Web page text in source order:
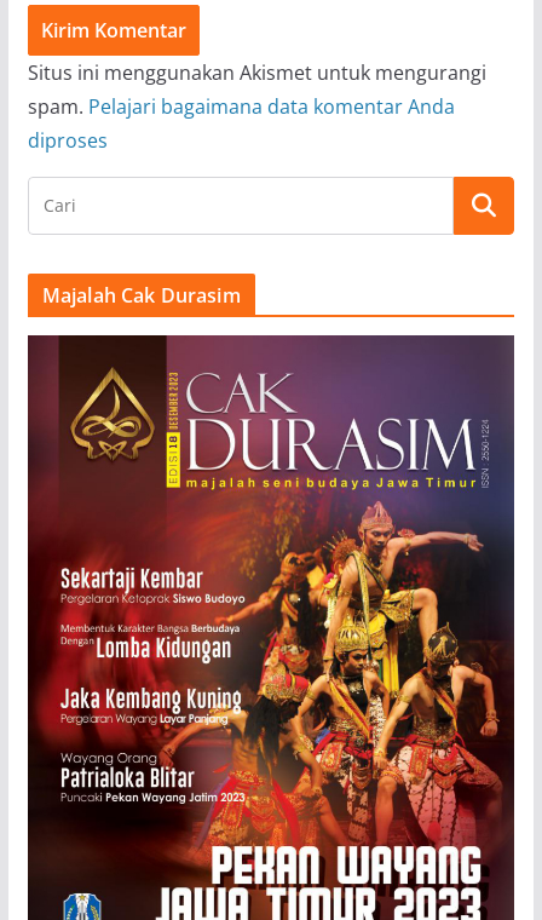
Situs ini menggunakan Akismet untuk mengurangi
spam. Pelajari bagaimana data komentar Anda
diproses
Majalah Cak Durasim